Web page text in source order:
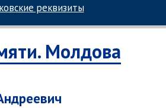
реквизиты
Молдова